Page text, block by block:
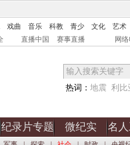
戏曲 音乐 科教 青少 文化 艺术
直播中国 赛事直播 网
热词： 地震 利比
纪录片专题 微纪实 名